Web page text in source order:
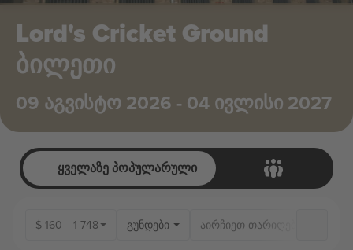
Lord's Cricket Ground
ბილეთი
09 აგვისტო 2026 - 04 ივლისი 2027
ყველაზე პოპულარული
$ 160 - 1 748 გუნდები